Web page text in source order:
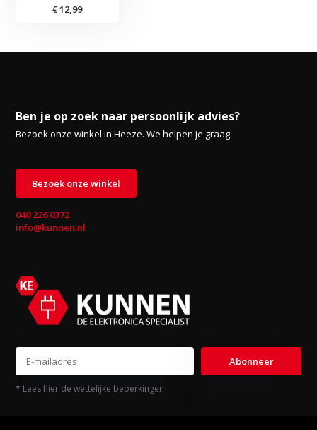
€ 12,99
Ben je op zoek naar persoonlijk advies?
Bezoek onze winkel in Heeze. We helpen je graag.
Bezoek onze winkel
040 226 0372
info@kunnen.nl
Abonneer
* Lees hier de wettelijke beperkingen